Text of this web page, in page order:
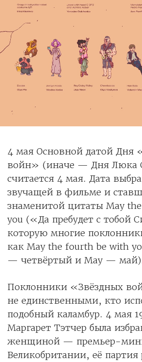
4 мая Основной датой Дня
войн» (иначе — Дня Люка
считается 4 мая. Дата
звучащей в фильме и
знаменитой цитаты May
you («Да пребудет с тобой
которую многие
как May the fourth be with
— четвёртый и May —
Поклонники «Звёздных
не единственными, кто
подобный каламбур. 4 мая
Маргарет Тэтчер была
женщиной — премьер-
Великобритании, её партия